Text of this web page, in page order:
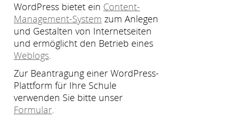
WordPress bietet ein Content-
Management-System zum Anlegen
und Gestalten von Internetseiten
und ermöglicht den Betrieb eines
Weblogs.
Zur Beantragung einer WordPress-
Plattform für Ihre Schule
verwenden Sie bitte unser
Formular.